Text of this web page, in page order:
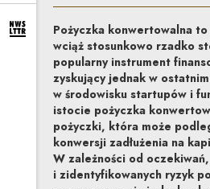
rozwiń formularz zapisu na newsletter
Pożyczka konwertowalna
wciąż stosunkowo rzadko
popularny instrument
zyskujący jednak w
w środowisku startupów i
istocie pożyczka
pożyczki, która może
konwersji zadłużenia na
W zależności od
i zidentyfikowanych ryzyk